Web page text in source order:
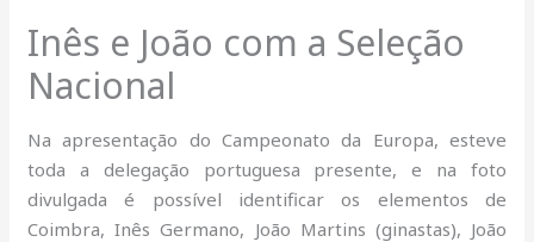
Inês e João com a Seleção
Nacional
Na apresentação do Campeonato da Europa, esteve
toda a delegação portuguesa presente, e na foto
divulgada é possível identificar os elementos de
Coimbra, Inês Germano, João Martins (ginastas), João